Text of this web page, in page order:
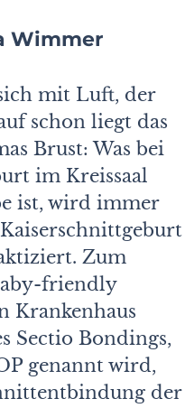
Wimmer
mit Luft, der
schon liegt das
Brust: Was bei
im Kreissaal
ist, wird immer
Zum
friendly
Krankenhaus
Sectio Bondings,
genannt wird,
der